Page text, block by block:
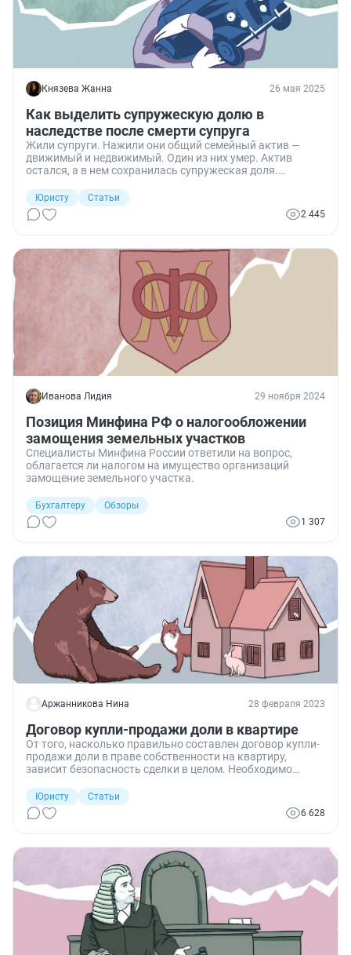
Князева Жанна 26 мая 2025
Как выделить супружескую долю в
наследстве после смерти супруга
Жили супруги. Нажили они общий семейный актив —
движимый и недвижимый. Один из них умер. Актив
остался, а в нем сохранилась супружеская доля.
каком размере.
Юристу
Статьи
2 445
Иванова Лидия 29 ноября 2024
Позиция Минфина РФ о налогообложении
замощения земельных участков
Специалисты Минфина России ответили на вопрос,
облагается ли налогом на имущество организаций
замощение земельного участка.
Бухгалтеру
Обзоры
1 307
Аржанникова Нина 28 февраля 2023
Договор купли-продажи доли в квартире
От того, насколько правильно составлен договор купли-
продажи доли в праве собственности на квартиру,
зависит безопасность сделки в целом. Необходимо
и порядок регистрации сделки.
Юристу
Статьи
6 628